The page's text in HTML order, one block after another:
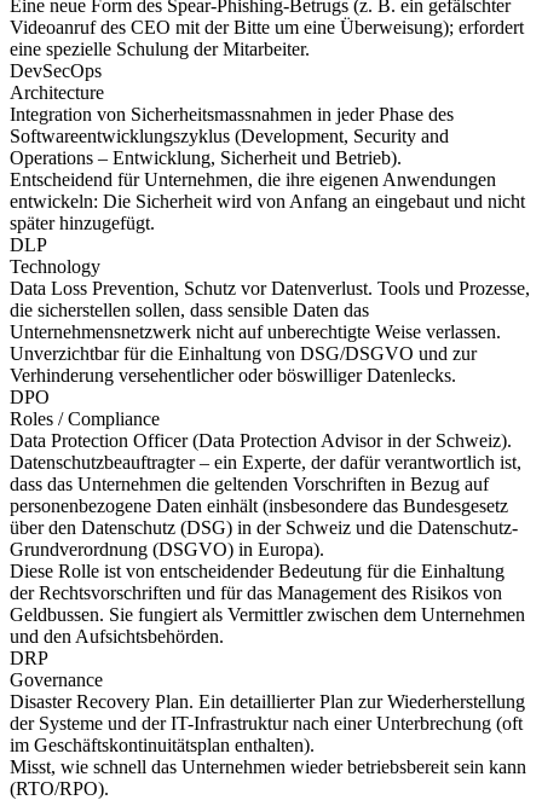
Eine neue Form des Spear-Phishing-Betrugs (z. B. ein gefälschter
Videoanruf des CEO mit der Bitte um eine Überweisung); erfordert
eine spezielle Schulung der Mitarbeiter.
DevSecOps
Architecture
Integration von Sicherheitsmassnahmen in jeder Phase des
Softwareentwicklungszyklus (Development, Security and
Operations – Entwicklung, Sicherheit und Betrieb).
Entscheidend für Unternehmen, die ihre eigenen Anwendungen
entwickeln: Die Sicherheit wird von Anfang an eingebaut und nicht
später hinzugefügt.
DLP
Technology
Data Loss Prevention, Schutz vor Datenverlust. Tools und Prozesse,
die sicherstellen sollen, dass sensible Daten das
Unternehmensnetzwerk nicht auf unberechtigte Weise verlassen.
Unverzichtbar für die Einhaltung von DSG/DSGVO und zur
Verhinderung versehentlicher oder böswilliger Datenlecks.
DPO
Roles / Compliance
Data Protection Officer (Data Protection Advisor in der Schweiz).
Datenschutzbeauftragter – ein Experte, der dafür verantwortlich ist,
dass das Unternehmen die geltenden Vorschriften in Bezug auf
personenbezogene Daten einhält (insbesondere das Bundesgesetz
über den Datenschutz (DSG) in der Schweiz und die Datenschutz-
Grundverordnung (DSGVO) in Europa).
Diese Rolle ist von entscheidender Bedeutung für die Einhaltung
der Rechtsvorschriften und für das Management des Risikos von
Geldbussen. Sie fungiert als Vermittler zwischen dem Unternehmen
und den Aufsichtsbehörden.
DRP
Governance
Disaster Recovery Plan. Ein detaillierter Plan zur Wiederherstellung
der Systeme und der IT-Infrastruktur nach einer Unterbrechung (oft
im Geschäftskontinuitätsplan enthalten).
Misst, wie schnell das Unternehmen wieder betriebsbereit sein kann
(RTO/RPO).